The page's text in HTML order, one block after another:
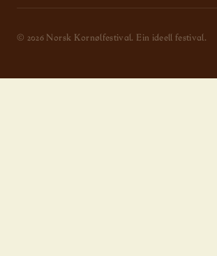
© 2026 Norsk Kornølfestival. Ein ideell festival.